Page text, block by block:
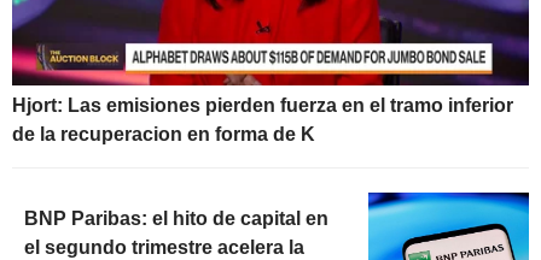
Hjort: Las emisiones pierden fuerza en el tramo inferior
de la recuperacion en forma de K
BNP Paribas: el hito de capital en
el segundo trimestre acelera la